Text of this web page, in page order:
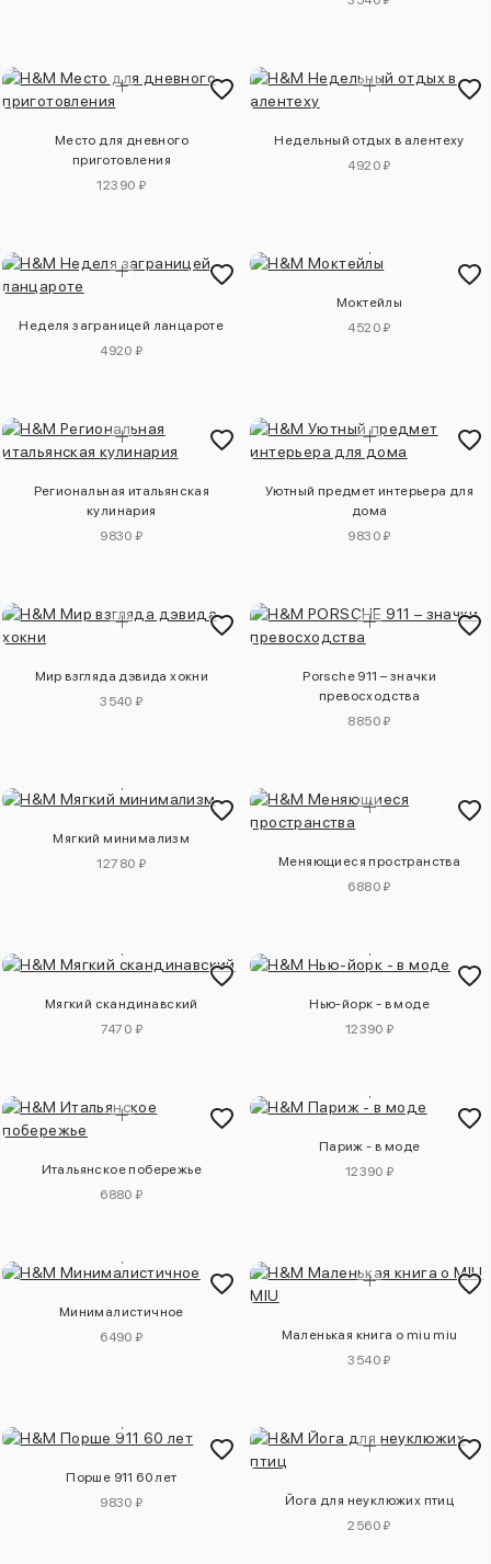
Место для дневного
приготовления
12390 ₽
Недельный отдых в алентеху
4920 ₽
Неделя заграницей ланцароте
4920 ₽
Моктейлы
4520 ₽
Региональная итальянская
кулинария
9830 ₽
Уютный предмет интерьера для
дома
9830 ₽
Мир взгляда дэвида хокни
3540 ₽
Porsche 911 – значки
превосходства
8850 ₽
Мягкий минимализм
12780 ₽
Меняющиеся пространства
6880 ₽
Мягкий скандинавский
7470 ₽
Нью-йорк - в моде
12390 ₽
Итальянское побережье
6880 ₽
Париж - в моде
12390 ₽
Минималистичное
6490 ₽
Маленькая книга о miu miu
3540 ₽
Порше 911 60 лет
9830 ₽
Йога для неуклюжих птиц
2560 ₽